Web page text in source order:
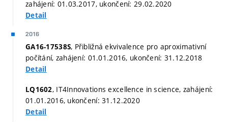
zahájení: 01.03.2017, ukončení: 29.02.2020
Detail
2016
GA16-17538S, Přibližná ekvivalence pro aproximativní
počítání, zahájení: 01.01.2016, ukončení: 31.12.2018
Detail
LQ1602, IT4Innovations excellence in science, zahájení:
01.01.2016, ukončení: 31.12.2020
Detail